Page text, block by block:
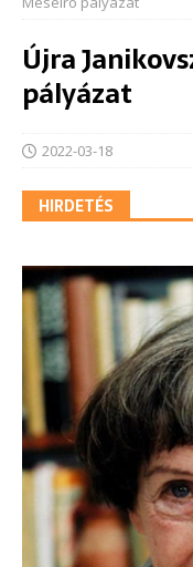
Újra
pályázat
2022-03-18
HIRDETÉS